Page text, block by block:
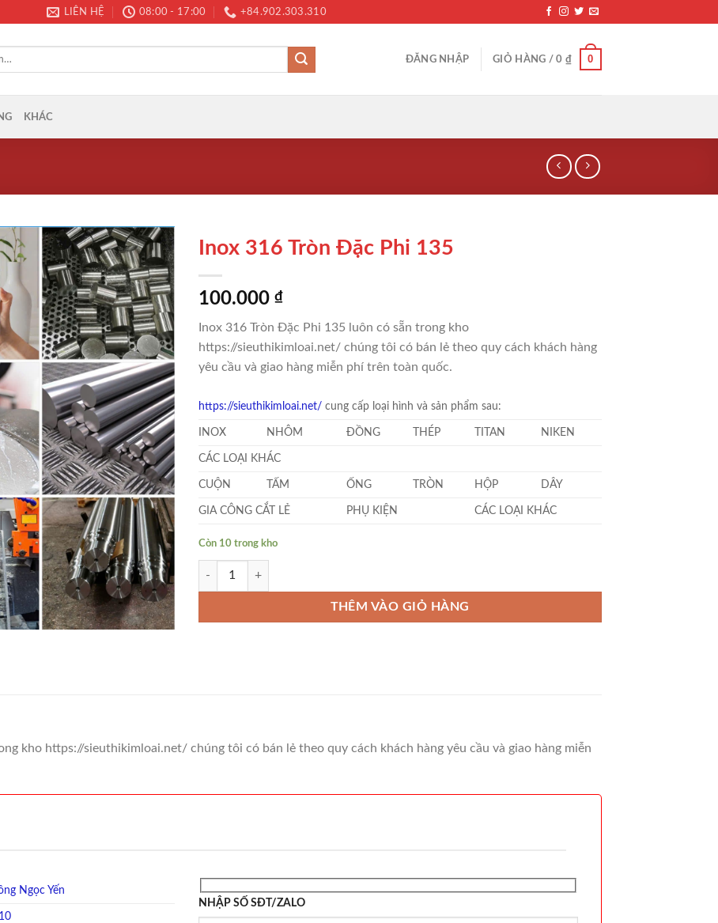
LIÊN HỆ 08:00 - 17:00 +84.902.303.310
ĐĂNG NHẬP GIỎ HÀNG /0 ₫ 0
KHÁC
Inox 316 Tròn Đặc Phi 135
100.000 ₫
Inox 316 Tròn Đặc Phi 135 luôn có sẵn trong kho
https://sieuthikimloai.net/ chúng tôi có bán lẻ theo quy cách khách hàng
yêu cầu và giao hàng miễn phí trên toàn quốc.
https://sieuthikimloai.net/ cung cấp loại hình và sản phẩm sau:
INOX NHÔM ĐỒNG THÉP TITAN NIKEN
CÁC LOẠI KHÁC
CUỘN TẤM ỐNG TRÒN HỘP DÂY
GIA CÔNG CẮT LẺ PHỤ KIỆN CÁC LOẠI KHÁC
Còn 10 trong kho
Inox 316 Tròn Đặc Phi 135 số lượng
THÊM VÀO GIỎ HÀNG
kho https://sieuthikimloai.net/ chúng tôi có bán lẻ theo quy cách khách hàng yêu cầu và giao hàng miễn
Ngọc Yến
NHẬP SỐ SĐT/ZALO